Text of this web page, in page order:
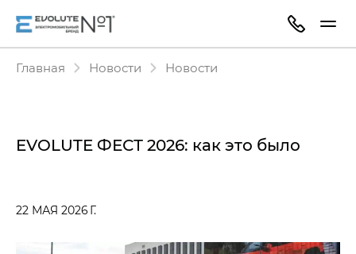
Главная Новости Новости
EVOLUTE ФЕСТ 2026: как это было
22 МАЯ 2026 Г.